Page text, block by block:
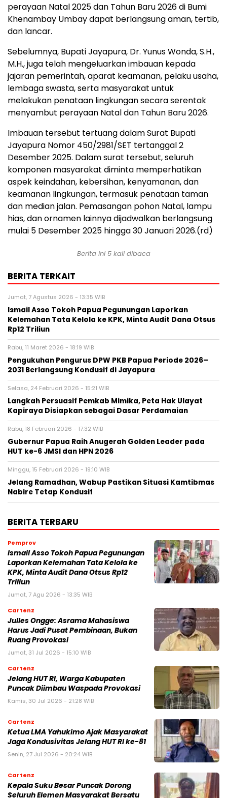
perayaan Natal 2025 dan Tahun Baru 2026 di Bumi
Khenambay Umbay dapat berlangsung aman, tertib,
dan lancar.
Sebelumnya, Bupati Jayapura, Dr. Yunus Wonda, S.H.,
M.H., juga telah mengeluarkan imbauan kepada
jajaran pemerintah, aparat keamanan, pelaku usaha,
lembaga swasta, serta masyarakat untuk
melakukan penataan lingkungan secara serentak
menyambut perayaan Natal dan Tahun Baru 2026.
Imbauan tersebut tertuang dalam Surat Bupati
Jayapura Nomor 450/2981/SET tertanggal 2
Desember 2025. Dalam surat tersebut, seluruh
komponen masyarakat diminta memperhatikan
aspek keindahan, kebersihan, kenyamanan, dan
keamanan lingkungan, termasuk penataan taman
dan median jalan. Pemasangan pohon Natal, lampu
hias, dan ornamen lainnya dijadwalkan berlangsung
mulai 5 Desember 2025 hingga 30 Januari 2026.(rd)
Berita ini 5 kali dibaca
BERITA TERKAIT
Jumat, 7 Agustus 2026 - 13:35 WIB
Ismail Asso Tokoh Papua Pegunungan Laporkan
Kelemahan Tata Kelola ke KPK, Minta Audit Dana Otsus
Rp12 Triliun
Rabu, 11 Maret 2026 - 18:19 WIB
Pengukuhan Pengurus DPW PKB Papua Periode 2026–
2031 Berlangsung Kondusif di Jayapura
Selasa, 24 Februari 2026 - 15:21 WIB
Langkah Persuasif Pemkab Mimika, Peta Hak Ulayat
Kapiraya Disiapkan sebagai Dasar Perdamaian
Rabu, 18 Februari 2026 - 17:32 WIB
Gubernur Papua Raih Anugerah Golden Leader pada
HUT ke-6 JMSI dan HPN 2026
Minggu, 15 Februari 2026 - 19:10 WIB
Jelang Ramadhan, Wabup Pastikan Situasi Kamtibmas
Nabire Tetap Kondusif
BERITA TERBARU
Pemprov
Ismail Asso Tokoh Papua Pegunungan
Laporkan Kelemahan Tata Kelola ke
KPK, Minta Audit Dana Otsus Rp12
Triliun
Jumat, 7 Agu 2026 - 13:35 WIB
Cartenz
Julles Ongge: Asrama Mahasiswa
Harus Jadi Pusat Pembinaan, Bukan
Ruang Provokasi
Jumat, 31 Jul 2026 - 15:10 WIB
Cartenz
Jelang HUT RI, Warga Kabupaten
Puncak Diimbau Waspada Provokasi
Kamis, 30 Jul 2026 - 21:28 WIB
Cartenz
Ketua LMA Yahukimo Ajak Masyarakat
Jaga Kondusivitas Jelang HUT RI ke-81
Senin, 27 Jul 2026 - 20:24 WIB
Cartenz
Kepala Suku Besar Puncak Dorong
Seluruh Elemen Masyarakat Bersatu